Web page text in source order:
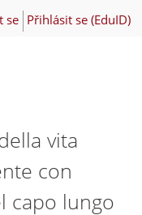
se Přihlásit se (EduID)
vita
con
capo lungo